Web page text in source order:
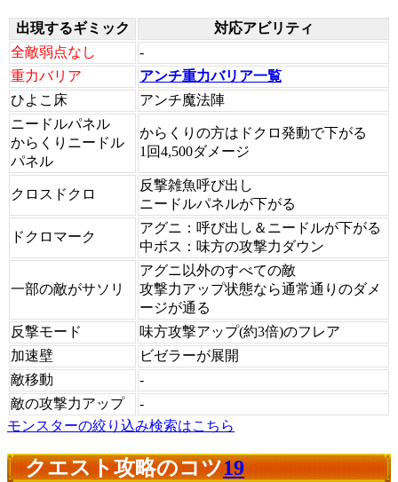
出現するギミック
対応アビリティ
全敵弱点なし
-
重力バリア
アンチ重力バリア一覧
ひよこ床
アンチ魔法陣
ニードルパネル
からくりニードル
パネル
からくりの方はドクロ発動で下がる
1回4,500ダメージ
クロスドクロ
反撃雑魚呼び出し
ニードルパネルが下がる
ドクロマーク
アグニ：呼び出し＆ニードルが下がる
中ボス：味方の攻撃力ダウン
一部の敵がサソリ
アグニ以外のすべての敵
攻撃力アップ状態なら通常通りのダメ
ージが通る
反撃モード
味方攻撃アップ(約3倍)のフレア
加速壁
ビゼラーが展開
敵移動
-
敵の攻撃力アップ
-
モンスターの絞り込み検索はこちら
クエスト攻略のコツ19